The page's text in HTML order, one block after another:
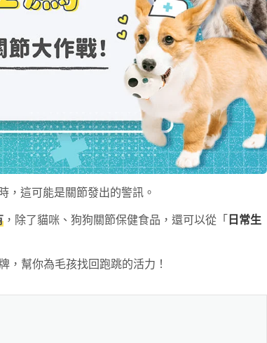
，這可能是關節發出的警訊。
，除了貓咪、狗狗關節保健食品，還可以從「 日常生
，幫你為毛孩找回跑跳的活力！